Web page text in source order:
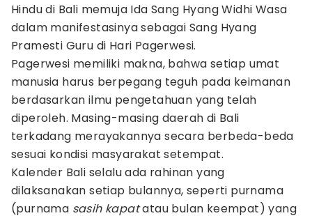
Hindu di Bali memuja Ida Sang Hyang Widhi Wasa
dalam manifestasinya sebagai Sang Hyang
Pramesti Guru di Hari Pagerwesi.
Pagerwesi memiliki makna, bahwa setiap umat
manusia harus berpegang teguh pada keimanan
berdasarkan ilmu pengetahuan yang telah
diperoleh. Masing-masing daerah di Bali
terkadang merayakannya secara berbeda-beda
sesuai kondisi masyarakat setempat.
Kalender Bali selalu ada rahinan yang
dilaksanakan setiap bulannya, seperti purnama
(purnama sasih kapatatau bulan keempat) yang